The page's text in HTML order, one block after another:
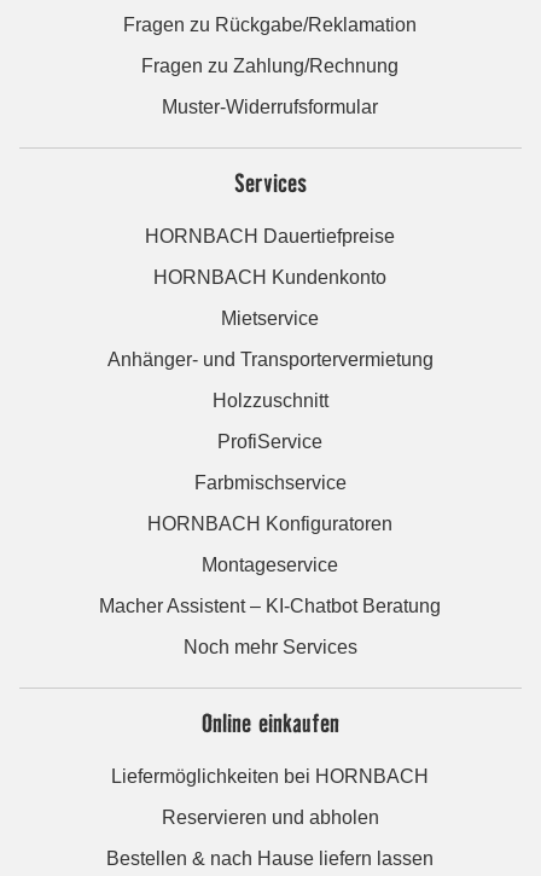
Fragen zu Rückgabe/Reklamation
Fragen zu Zahlung/Rechnung
Muster-Widerrufsformular
Services
HORNBACH Dauertiefpreise
HORNBACH Kundenkonto
Mietservice
Anhänger- und Transportervermietung
Holzzuschnitt
ProfiService
Farbmischservice
HORNBACH Konfiguratoren
Montageservice
Macher Assistent – KI-Chatbot Beratung
Noch mehr Services
Online einkaufen
Liefermöglichkeiten bei HORNBACH
Reservieren und abholen
Bestellen & nach Hause liefern lassen